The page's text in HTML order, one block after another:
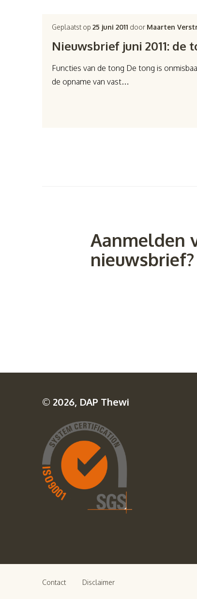
Geplaatst op25 juni 2011 door Maarten
Nieuwsbrief juni 2011: de
Functies van de tong De tong is
de opname van vast…
Aanmelden
nieuwsbrief?
© 2026, DAP Thewi
Contact Disclaimer